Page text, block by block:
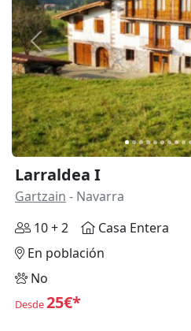
Anterior
Larraldea I
Gartzain - Navarra
10 + 2
Casa Entera
En población
No
Desde25€*